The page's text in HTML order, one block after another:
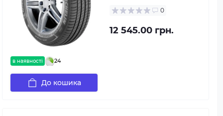
в наявності 24
0
12 545.00 грн.
До кошика